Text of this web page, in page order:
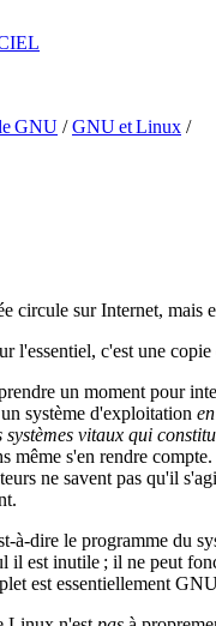
GNU /GNU et Linux /
circule sur Internet, mais
l'essentiel, c'est une
un moment pour
système d'exploitation
systèmes vitaux qui
même s'en rendre
ne savent pas qu'il
à-dire le programme du
il est inutile ; il ne peut
est essentiellement